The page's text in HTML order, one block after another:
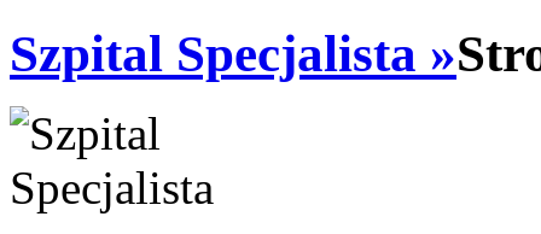
Szpital Specjalista »